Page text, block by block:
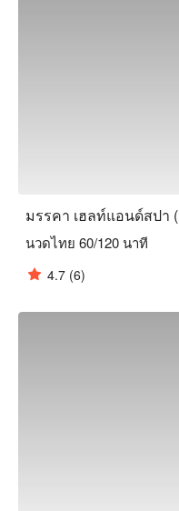
นวดไทย 60/120 นาที
4.7 (6)